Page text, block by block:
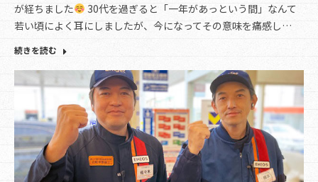
が経ちました
30代を過ぎると「一年があっという間」なんて
若い頃によく耳にしましたが、今になってその意味を痛感し…
続きを読む